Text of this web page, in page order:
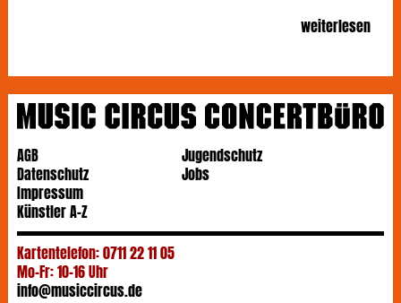
weiterlesen
AGB
Datenschutz
Impressum
Jugendschutz
Jobs
Künstler A-Z
Kartentelefon: 0711 22 11 05
Mo-Fr: 10-16 Uhr
info@musiccircus.de